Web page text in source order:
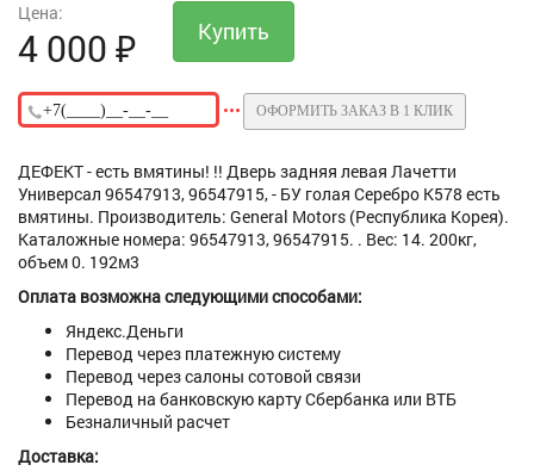
Цена:
4 000 ₽
ОФОРМИТЬ ЗАКАЗ В 1 КЛИК
ДЕФЕКТ - есть вмятины! !! Дверь задняя левая Лачетти
Универсал 96547913, 96547915, - БУ голая Серебро К578 есть
вмятины. Производитель: General Motors (Республика Корея).
Каталожные номера: 96547913, 96547915. . Вес: 14. 200кг,
объем 0. 192м3
Оплата возможна следующими способами:
Яндекс.Деньги
Перевод через платежную систему
Перевод через салоны сотовой связи
Перевод на банковскую карту Сбербанка или ВТБ
Безналичный расчет
Доставка: